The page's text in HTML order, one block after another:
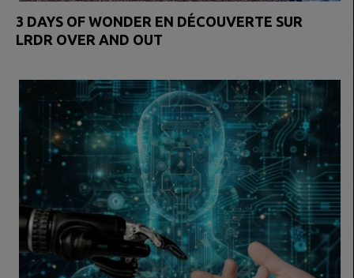
3 DAYS OF WONDER EN DÉCOUVERTE SUR
LRDR OVER AND OUT